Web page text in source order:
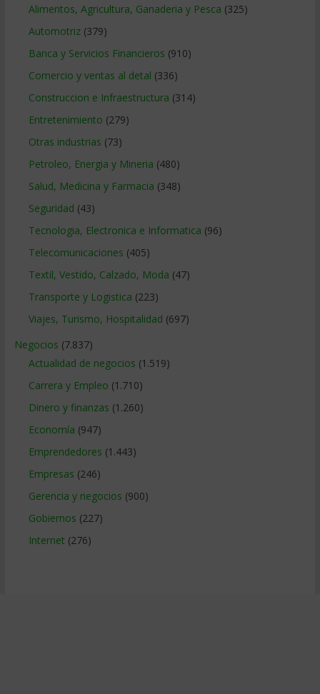
Alimentos, Agricultura, Ganaderia y Pesca (325)
Automotriz(379)
Banca y Servicios Financieros (910)
Comercio y ventas al detal (336)
Construccion e Infraestructura (314)
Entretenimiento (279)
Otras industrias (73)
Petroleo, Energia y Mineria (480)
Salud, Medicina y Farmacia (348)
Seguridad (43)
Tecnologia, Electronica e Informatica (96)
Telecomunicaciones (405)
Textil, Vestido, Calzado, Moda (47)
Transporte y Logistica (223)
Viajes, Turismo, Hospitalidad (697)
Negocios (7.837)
Actualidad de negocios (1.519)
Carrera y Empleo (1.710)
Dinero y finanzas (1.260)
Economía (947)
Emprendedores (1.443)
Empresas (246)
Gerencia y negocios (900)
Gobiernos (227)
Internet (276)